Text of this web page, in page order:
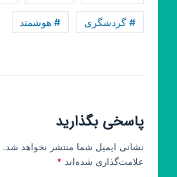
# گردشگری # هوشمند
پاسخی بگذارید
نشانی ایمیل شما منتشر نخواهد شد.
علامت‌گذاری شده‌اند *